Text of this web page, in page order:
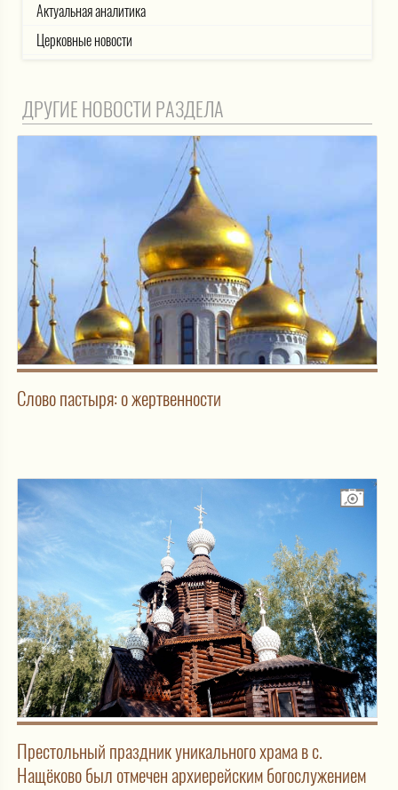
Актуальная аналитика
Церковные новости
ДРУГИЕ НОВОСТИ РАЗДЕЛА
Слово пастыря: о жертвенности
Престольный праздник уникального храма в с.
Нащёково был отмечен архиерейским богослужением